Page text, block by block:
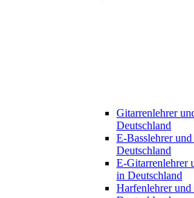
Gitarrenlehrer
Deutschland
E-Basslehrer
Deutschland
E-Gitarrenlehrer
in Deutschland
Harfenlehrer